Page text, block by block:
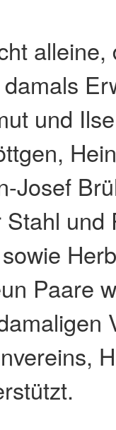
alleine,
und
Josef
Paare